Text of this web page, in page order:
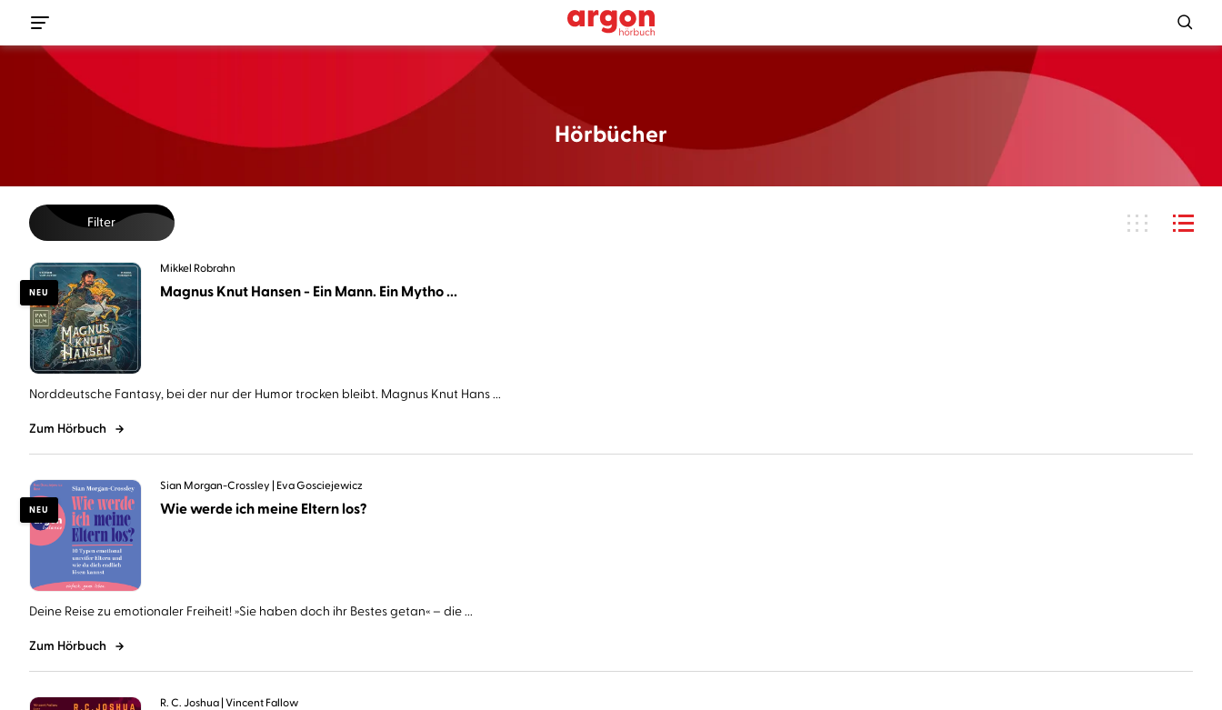
Hörbücher
Filter
NEU
Mikkel Robrahn
Magnus Knut Hansen - Ein Mann. Ein Mytho ...
Norddeutsche Fantasy, bei der nur der Humor trocken bleibt. Magnus Knut Hans ...
Zum Hörbuch
NEU
Sian Morgan-Crossley Eva Gosciejewicz
Wie werde ich meine Eltern los?
Deine Reise zu emotionaler Freiheit! »Sie haben doch ihr Bestes getan« – die ...
Zum Hörbuch
R. C. Joshua Vincent Fallow